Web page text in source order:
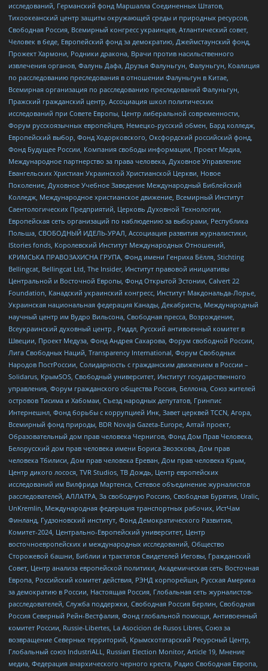
исследований, Германский фонд Маршалла Соединенных Штатов,
Тихоокеанский центр защиты окружающей среды и природных ресурсов,
Свободная Россия, Всемирный конгресс украинцев, Атлантический совет,
Человек в беде, Европейский фонд за демократию, Джеймстаунский фонд,
Прожект Хармони, Родники дракона, Врачи против насильственного
извлечения органов, Фалунь Дафа, Друзья Фалуньгун, Фалуньгун, Коалиция
по расследованию преследования в отношении Фалуньгун в Китае,
Всемирная организация по расследованию преследований Фалуньгун,
Пражский гражданский центр, Ассоциация школ политических
исследований при Совете Европы, Центр либеральной современности,
Форум русскоязычных европейцев, Немецко-русский обмен, Бард колледж,
Европейский выбор, Фонд Ходорковского, Оксфордский российский фонд,
Фонд Будущее России, Компания свободы информации, Проект Медиа,
Международное партнерство за права человека, Духовное Управление
Евангельских Христиан Украинской Христианской Церкви, Новое
Поколение, Духовное Учебное Заведение Международный Библейский
Колледж, Международное христианское движение, Всемирный Институт
Саентологических Предприятий, Церковь Духовной Технологии,
Европейская сеть организаций по наблюдению за выборами, Республика
Польша, СВОБОДНЫЙ ИДЕЛЬ-УРАЛ, Ассоциация развития журналистики,
IStories fonds, Королевский Институт Международных Отношений,
КРИМСЬКА ПРАВОЗАХИСНА ГРУПА, Фонд имени Генриха Бёлля, Stichting
Bellingcat, Bellingcat Ltd, The Insider, Институт правовой инициативы
Центральной и Восточной Европы, Фонд Открытой Эстонии, Calvert 22
Foundation, Канадский украинский конгресс, Институт Макдональда-Лорье,
Украинская национальная федерация Канады, Декабристы, Международный
научный центр им Вудро Вильсона, Свободная пресса, Возрождение,
Всеукраинский духовный центр , Риддл, Русский антивоенный комитет в
Швеции, Проект Медуза, Фонд Андрея Сахарова, Форум свободной России,
Лига Свободных Наций, Transparеncy International, Форум Свободных
Народов ПостРоссии, Солидарность с гражданским движением в России –
Solidarus, КрымSOS, Свободный университет, Институт государственного
управления, Форум гражданского общества Россия, Беллона, Союз жителей
островов Тисима и Хабомаи, Съезд народных депутатов, Гринпис
Интернешнл, Фонд борьбы с коррупцией Инк, Завет церквей TCCN, Агора,
Всемирный фонд природы, BDR Novaja Gazeta-Europe, Алтай проект,
Образовательный дом прав человека Чернигов, Фонд Дом Прав Человека,
Белорусский дом прав человека имени Бориса Звозскова, Дом прав
человека Тбилиси, Дом прав человека Ереван, Дом прав человека Крым,
Центр дикого лосося, TVR Studios, ТВ Дождь, Центр европейских
исследований им Вилфрида Мартенса, Сетевое объединение журналистов
расследователей, АЛЛАТРА, За свободную Россию, Свободная Бурятия, Uralic,
UnKremlin, Международная федерация транспортных рабочих, ИстЧам
Финланд, Гудзоновский институт, Фонд Демократического Развития,
Комитет-2024, Центрально-Европейский университет, Центр
восточноевропейских и международных исследований, Общество
Сторожевой башни, Библии и трактатов Свидетелей Иеговы, Гражданский
Совет, Центр анализа европейской политики, Академическая сеть Восточная
Европа, Российский комитет действия, РЭНД корпорейшн, Русская Америка
за демократию в России, Настоящая Россия, Глобальная сеть журналистов-
расследователей, Служба поддержки, Свободная Россия Берлин, Свободная
Россия Северный Рейн-Вестфалия, Фонд глобальной помощи, Антивоенный
комитет России, Russie-Libertes, La Asocicion de Rusos Libres, Союз за
возвращение Северных территорий, Крымскотатарский Ресурсный Центр,
Глобальный союз IndustriALL, Russian Election Monitor, Article 19, Мнение
медиа, Федерация анархического черного креста, Радио Свободная Европа,